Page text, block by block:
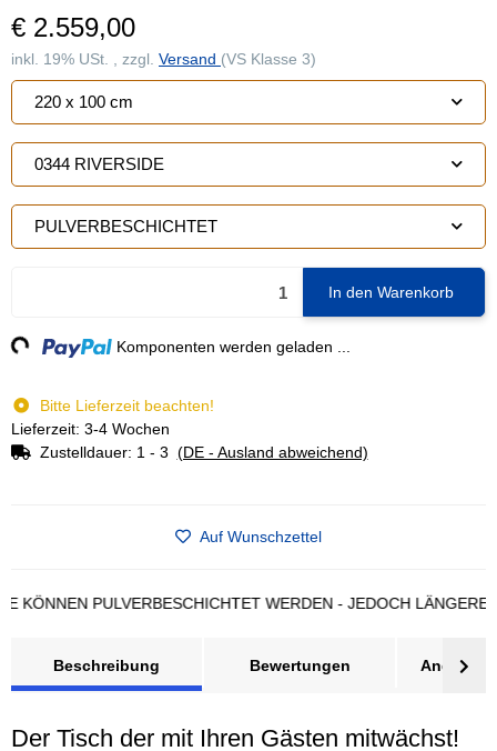
€ 2.559,00
inkl. 19% USt. , zzgl. Versand (VS Klasse 3)
220 x 100 cm
0344 RIVERSIDE
PULVERBESCHICHTET
In den Warenkorb
Komponenten werden geladen ...
Bitte Lieferzeit beachten!
Lieferzeit: 3-4 Wochen
Zustelldauer: 1 - 3 (DE - Ausland abweichend)
Auf Wunschzettel
PULVERBESCHICHTET WERDEN - JEDOCH LÄNGERE
Beschreibung Bewertungen Angebot
Der Tisch der mit Ihren Gästen mitwächst!